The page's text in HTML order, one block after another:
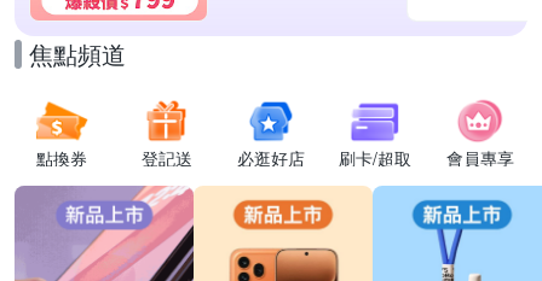
焦點頻道
點換券 登記送 必逛好店 刷卡/超取 會員專享